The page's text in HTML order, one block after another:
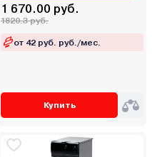
1 670.00 руб.
1820.3 руб.
от 42 руб. руб./мес.
Купить